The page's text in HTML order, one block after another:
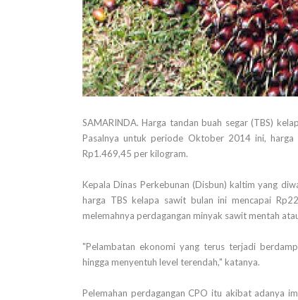
SAMARINDA. Harga tandan buah segar (TBS)
Pasalnya untuk periode Oktober 2014 ini,
Rp1.469,45 per kilogram.
Kepala Dinas Perkebunan (Disbun) kaltim yang
harga TBS kelapa sawit bulan ini mencapai
melemahnya perdagangan minyak sawit mentah
"Pelambatan ekonomi yang terus terjadi
hingga menyentuh level terendah," katanya.
Pelemahan perdagangan CPO itu akibat adanya